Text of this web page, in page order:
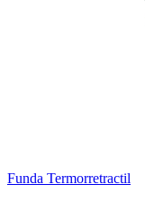
Funda Termorretractil